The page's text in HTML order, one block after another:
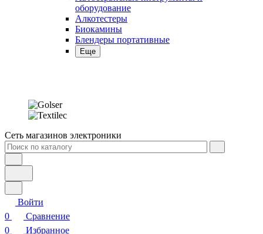
Алкотестеры
Биокамины
Блендеры портативные
Еще
Сеть магазинов электроники
Сравнение
0
Избранное
Корзина